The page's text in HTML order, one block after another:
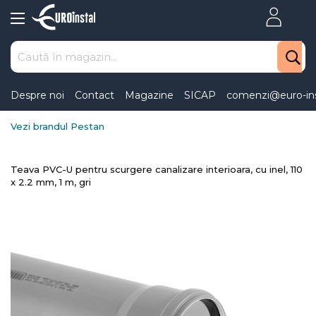
to
Content
Despre noi Contact Magazine SICAP comenzi@euro-
Vezi brandul Pestan
Teava PVC-U pentru scurgere canalizare interioara, cu inel, 110
x 2.2 mm, 1 m, gri
the
end